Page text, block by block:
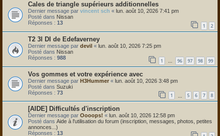
Cales de triangle supérieurs additionnelles
Dernier message par vincent sch « lun. août 10, 2026 7:41 pm
Posté dans Nissan
Réponses : 13 1 2
T2 3l DI de Edefaverney
Dernier message par devil « lun. août 10, 2026 7:25 pm
Posté dans Nissan
Réponses : 988 1 … 96 97 98 99
Vos gommes et votre expérience avec
Dernier message par H3Hummer « lun. août 10, 2026 3:48 pm
Posté dans Suzuki
Réponses : 73 1 5 6 7 8
[AIDE] Difficultés d'inscription
Dernier message par Oooops! « lun. août 10, 2026 12:58 pm
Posté dans Aide à l'utilisation du forum (inscription, messages, photos, petites
annonces...)
Réponses : 13